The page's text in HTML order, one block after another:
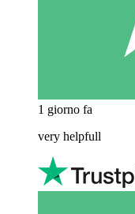
1 giorno fa
very helpfull